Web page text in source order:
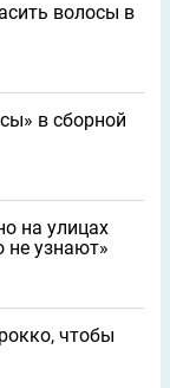
волосы в
в сборной
на улицах
не узнают»
чтобы